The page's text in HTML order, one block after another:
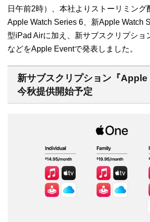
日午前2時）、本社よりストーリミング
Apple Watch Series 6、新Apple Watch
型iPad Airに加え、新サブスクリプショ
などをApple Eventで発表しました。
新サブスクリプション『
今秋提供開始予定